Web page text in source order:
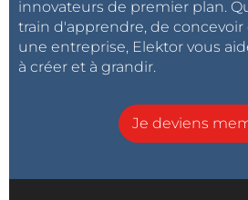
innovateurs de premier plan.
train d'apprendre, de
une entreprise, Elektor vous
à créer et à grandir.
Je deviens